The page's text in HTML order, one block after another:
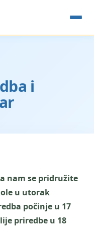
i
nam se pridružite
u utorak
počinje u 17
priredbe u 18